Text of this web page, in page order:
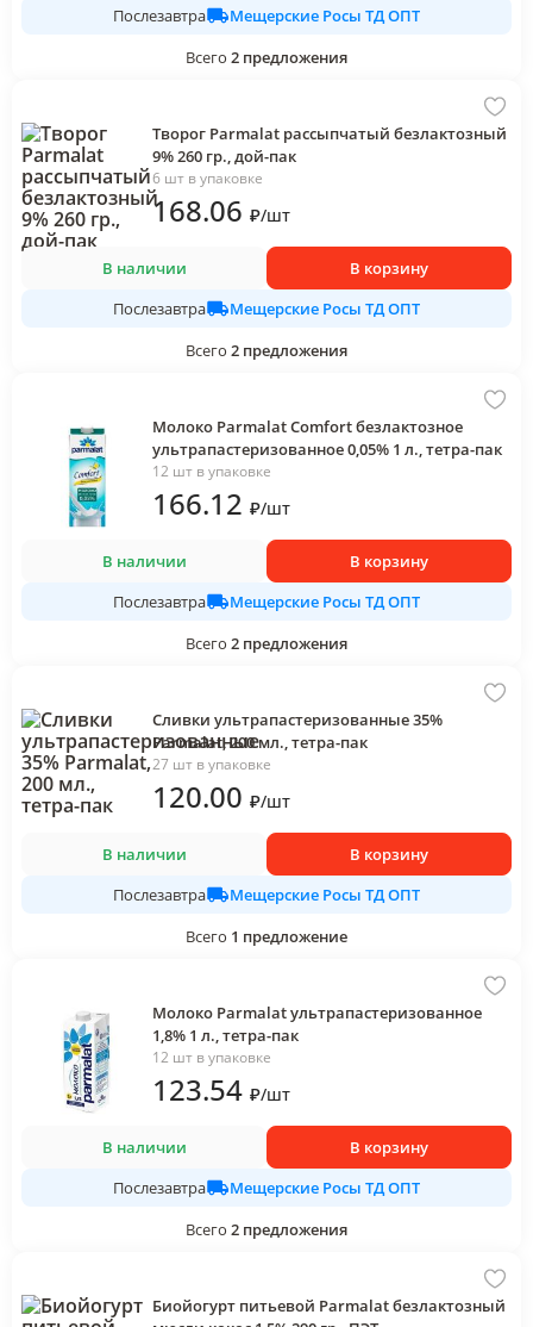
Послезавтра
Мещерские Росы ТД ОПТ
Всего 2 предложения
Творог Parmalat рассыпчатый безлактозный
9% 260 гр., дой-пак
6 шт в упаковке
168.06 ₽/шт
В наличии
В корзину
Послезавтра
Мещерские Росы ТД ОПТ
Всего 2 предложения
Молоко Parmalat Comfort безлактозное
ультрапастеризованное 0,05% 1 л., тетра-пак
12 шт в упаковке
166.12 ₽/шт
В наличии
В корзину
Послезавтра
Мещерские Росы ТД ОПТ
Всего 2 предложения
Сливки ультрапастеризованные 35%
Parmalat, 200 мл., тетра-пак
27 шт в упаковке
120.00 ₽/шт
В наличии
В корзину
Послезавтра
Мещерские Росы ТД ОПТ
Всего 1 предложение
Молоко Parmalat ультрапастеризованное
1,8% 1 л., тетра-пак
12 шт в упаковке
123.54 ₽/шт
В наличии
В корзину
Послезавтра
Мещерские Росы ТД ОПТ
Всего 2 предложения
Биойогурт питьевой Parmalat безлактозный